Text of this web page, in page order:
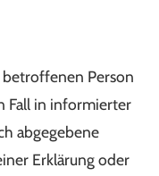
Person
Fall in informierter
abgegebene
Erklärung oder